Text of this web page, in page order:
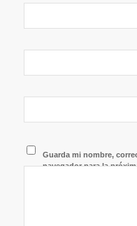
Guarda mi nombre,
navegador para la